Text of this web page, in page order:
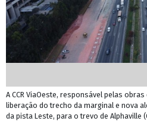
A CCR ViaOeste, responsável pelas
liberação do trecho da marginal e nova
da pista Leste, para o trevo de Alphaville